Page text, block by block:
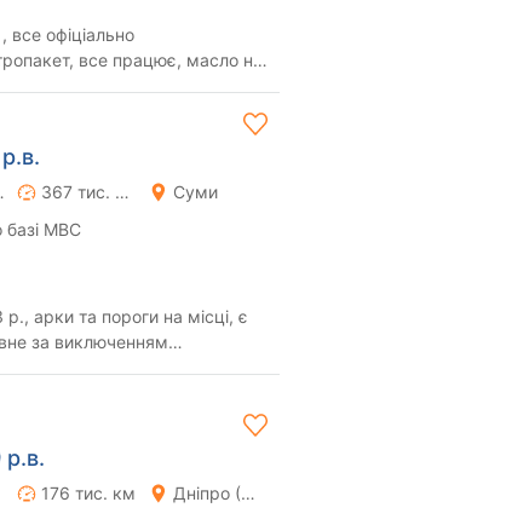
все офіціально
все працює, масло не
367 тис. км
Суми
базі МВС
р., арки та пороги на місці, є
за виключенням
176 тис. км Дніпро (Дніпропетровськ)